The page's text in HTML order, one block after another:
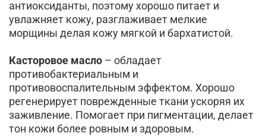
антиоксиданты, поэтому хорошо питает и
увлажняет кожу, разглаживает мелкие
морщины делая кожу мягкой и бархатистой.
Касторовое масло – обладает
противобактериальным и
противовоспалительным эффектом. Хорошо
регенерирует поврежденные ткани ускоряя их
заживление. Помогает при пигментации, делает
тон кожи более ровным и здоровым.